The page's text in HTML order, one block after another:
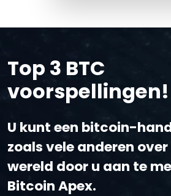
Top 3 BTC
voorspellingen!
U kunt een bitcoin-
zoals vele anderen over
wereld door u aan te
Bitcoin Apex.